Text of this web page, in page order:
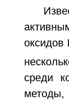
оксидов
среди
методы,